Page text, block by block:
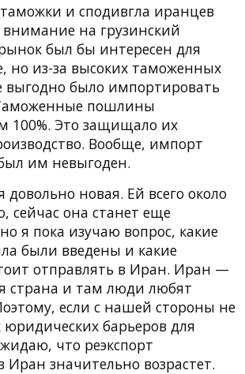
и сподивгла иранцев
внимание на грузинский
был бы интересен для
но из-за высоких таможенных
было импортировать
пошлины
100%. Это защищало их
Вообще, импорт
им невыгоден.
новая. Ей всего около
сейчас она станет еще
я пока изучаю вопрос, какие
были введены и какие
отправлять в Иран. Иран —
страна и там люди любят
если с нашей стороны не
юридических барьеров для
что реэкспорт
Иран значительно возрастет.